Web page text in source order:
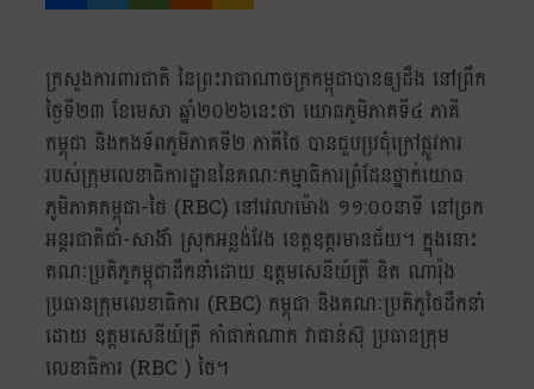
ក្រសួងការពារជាតិ នៃព្រះរាជាណាចក្រកម្ពុជាបានឲ្យដឹង នៅព្រឹក
ថ្ងៃទី២៣ ខែមេសា ឆ្នាំ២០២៦នេះថា យោធភូមិភាគទី៤ ភាគី
កម្ពុជា និងកងទ័ពភូមិភាគទី២ ភាគីថៃ បានជួបប្រជុំក្រៅផ្លូវការ
របស់ក្រុមលេខាធិការដ្ឋាននៃគណៈកម្មាធិការព្រំដែនថ្នាក់យោធ
ភូមិភាគកម្ពុជា-ថៃ (RBC) នៅវេលាម៉ោង ១១:០០នាទី នៅច្រក
អន្តរជាតិជាំ-សាង៊ាំ ស្រុកអន្លង់វែង ខេត្តឧត្តរមានជ័យ។ ក្នុងនោះ
គណៈប្រតិភូកម្ពុជាដឹកនាំដោយ ឧត្តមសេនីយ៍ត្រី និត ណារ៉ុង
ប្រធានក្រុមលេខាធិការ (RBC) កម្ពុជា និងគណៈប្រតិភូថៃដឹកនាំ
ដោយ ឧត្តមសេនីយ៍ត្រី កាំផាក់ណាក វាផាន់ស៊ុ ប្រធានក្រុម
លេខាធិការ (RBC ) ថៃ។